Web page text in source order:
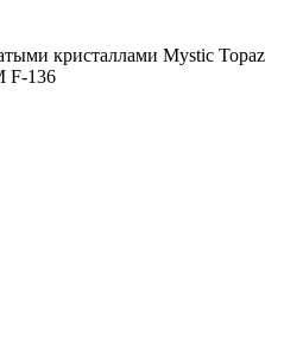
кристаллами Mystic Topaz
F-136